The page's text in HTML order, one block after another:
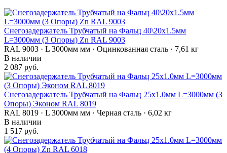
Снегозадержатель Трубчатый на Фальц 40\20х1.5мм
L=3000мм (3 Опоры) Zn RAL 9003
RAL 9003 · L 3000мм мм · Оцинкованная сталь · 7,61 кг
В наличии
2 087 руб.
Снегозадержатель Трубчатый на Фальц 25х1.0мм L=3000мм (3
Опоры) Эконом RAL 8019
RAL 8019 · L 3000мм мм · Черная сталь · 6,02 кг
В наличии
1 517 руб.